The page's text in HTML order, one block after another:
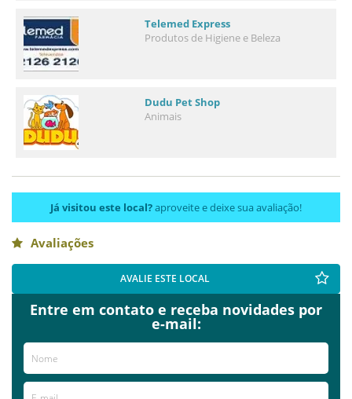
Telemed Express
Produtos de Higiene e Beleza
Dudu Pet Shop
Animais
Já visitou este local?aproveite e deixe sua avaliação!
Avaliações
AVALIE ESTE LOCAL
Entre em contato e receba novidades por
e-mail: